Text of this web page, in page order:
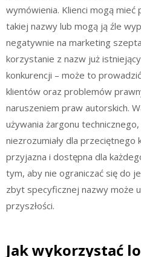
wymówienia. Klienci mogą
takiej nazwy lub mogą ją źle
negatywnie na marketing
korzystanie z nazw już
konkurencji – może to
klientów oraz problemów
naruszeniem praw autorskich.
używania żargonu
niezrozumiały dla przeciętnego
przyjazna i dostępna dla
tym, aby nie ograniczać się do
zbyt specyficznej nazwy może
przyszłości.
Jak wykorzystać